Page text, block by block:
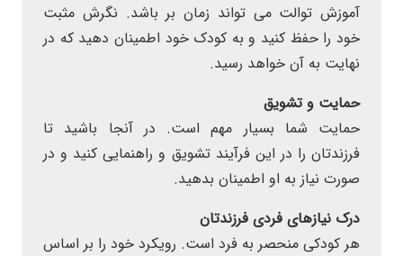
آموزش توالت می تواند زمان بر باشد. نگرش مثبت
خود را حفظ کنید و به کودک خود اطمینان دهید که در
نهایت به آن خواهد رسید.
حمایت و تشویق
حمایت شما بسیار مهم است. در آنجا باشید تا
فرزندتان را در این فرآیند تشویق و راهنمایی کنید و در
صورت نیاز به او اطمینان بدهید.
درک نیازهای فردی فرزندتان
هر کودکی منحصر به فرد است. رویکرد خود را بر اساس